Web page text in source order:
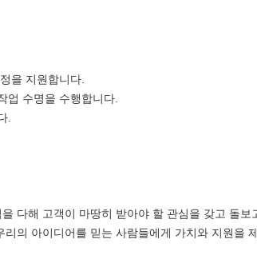
을 지원합니다.
업 수명을 수행합니다.
.
다해 고객이 마땅히 받아야 할 관심을 갖고 돌보
의 아이디어를 믿는 사람들에게 가치와 지원을